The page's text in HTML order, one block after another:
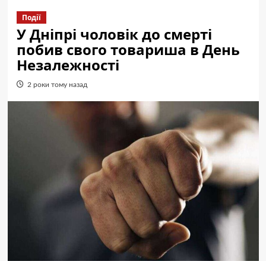
Події
У Дніпрі чоловік до смерті
побив свого товариша в День
Незалежності
2 роки тому назад